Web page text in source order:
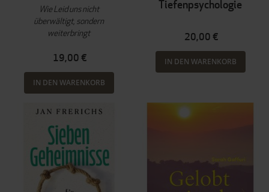
Wie Leid uns nicht
überwältigt, sondern
weiterbringt
19,00 €
IN DEN WARENKORB
Tiefenpsychologie
20,00 €
IN DEN WARENKORB